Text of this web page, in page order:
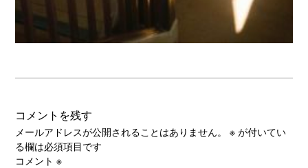
コメントを残す
メールアドレスが公開されることはありません。 ※ が付いてい
る欄は必須項目です
コメント※